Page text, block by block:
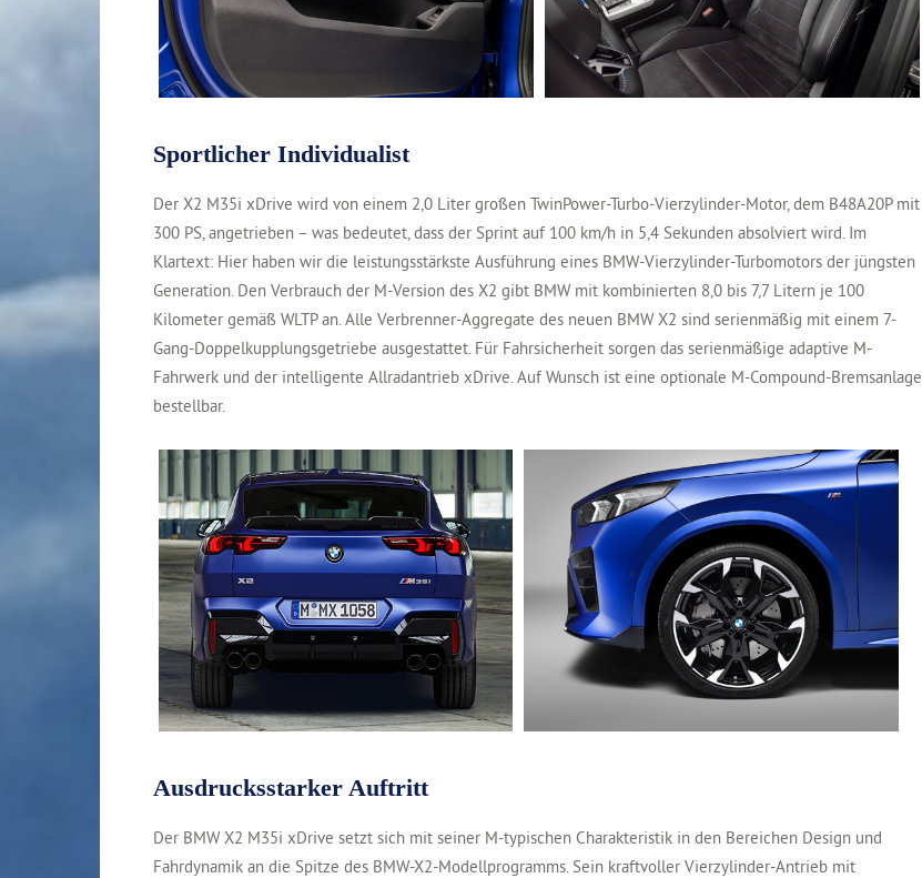
Sportlicher Individualist
Der X2 M35i xDrive wird von einem 2,0 Liter großen TwinPower-Turbo-Vierzylinder-Motor, dem B48A20P mit
300 PS, angetrieben – was bedeutet, dass der Sprint auf 100 km/h in 5,4 Sekunden absolviert wird. Im
Klartext: Hier haben wir die leistungsstärkste Ausführung eines BMW-Vierzylinder-Turbomotors der jüngsten
Generation. Den Verbrauch der M-Version des X2 gibt BMW mit kombinierten 8,0 bis 7,7 Litern je 100
Kilometer gemäß WLTP an. Alle Verbrenner-Aggregate des neuen BMW X2 sind serienmäßig mit einem 7-
Gang-Doppelkupplungsgetriebe ausgestattet. Für Fahrsicherheit sorgen das serienmäßige adaptive M-
Fahrwerk und der intelligente Allradantrieb xDrive. Auf Wunsch ist eine optionale M-Compound-Bremsanlage
bestellbar.
Ausdrucksstarker Auftritt
Der BMW X2 M35i xDrive setzt sich mit seiner M-typischen Charakteristik in den Bereichen Design und
Fahrdynamik an die Spitze des BMW-X2-Modellprogramms. Sein kraftvoller Vierzylinder-Antrieb mit